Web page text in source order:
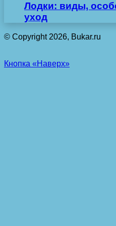
Лодки: виды,
уход
© Copyright 2026, Bukar.ru
Кнопка «Наверх»